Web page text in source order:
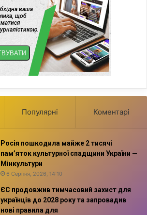
Популярні Коментарі
Росія пошкодила майже 2 тисячі
пам’яток культурної спадщини України —
Мінкультури
6 Серпня, 2026, 14:10
ЄС продовжив тимчасовий захист для
українців до 2028 року та запровадив
нові правила для